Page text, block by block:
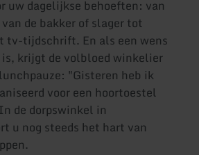
uw dagelijkse behoeften: van
de bakker of slager tot
tv-tijdschrift. En als een wens
is, krijgt de volbloed winkelier
"Gisteren heb ik
voor een hoortoestel
de dorpswinkel in
u nog steeds het hart van